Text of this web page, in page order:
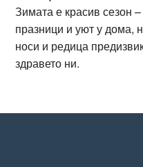
Зимата е красив сезон –
празници и уют у дома,
носи и редица
здравето ни.